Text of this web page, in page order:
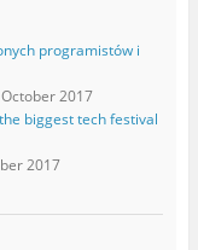
programistów i
2017
biggest tech festival
2017